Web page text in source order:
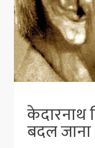
केदारनाथ
बदल जाना